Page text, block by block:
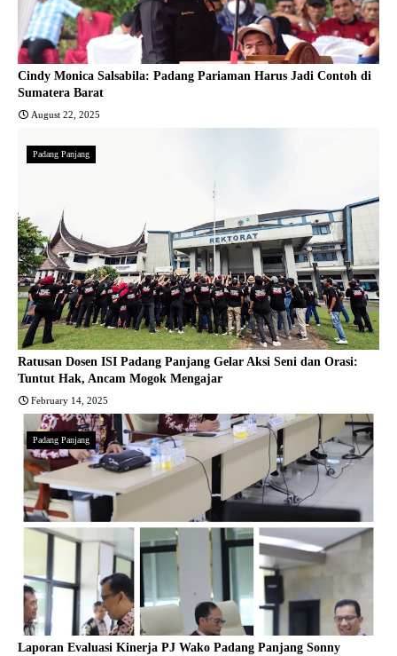
Cindy Monica Salsabila: Padang Pariaman Harus Jadi Contoh di
Sumatera Barat
August 22, 2025
Padang Panjang
Ratusan Dosen ISI Padang Panjang Gelar Aksi Seni dan Orasi:
Tuntut Hak, Ancam Mogok Mengajar
February 14, 2025
Padang Panjang
Laporan Evaluasi Kinerja PJ Wako Padang Panjang Sonny